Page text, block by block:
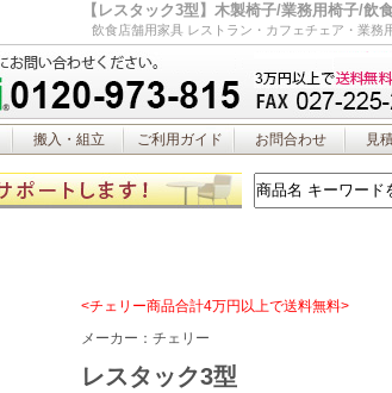
【レスタック3型】木製椅子/業務用椅子/飲
飲食店舗用家具 レストラン・カフェチェア・業務
搬入・組立 ご利用ガイド お問合わせ 見
<チェリー商品合計4万円以上で送料無料>
メーカー： チェリー
レスタック3型